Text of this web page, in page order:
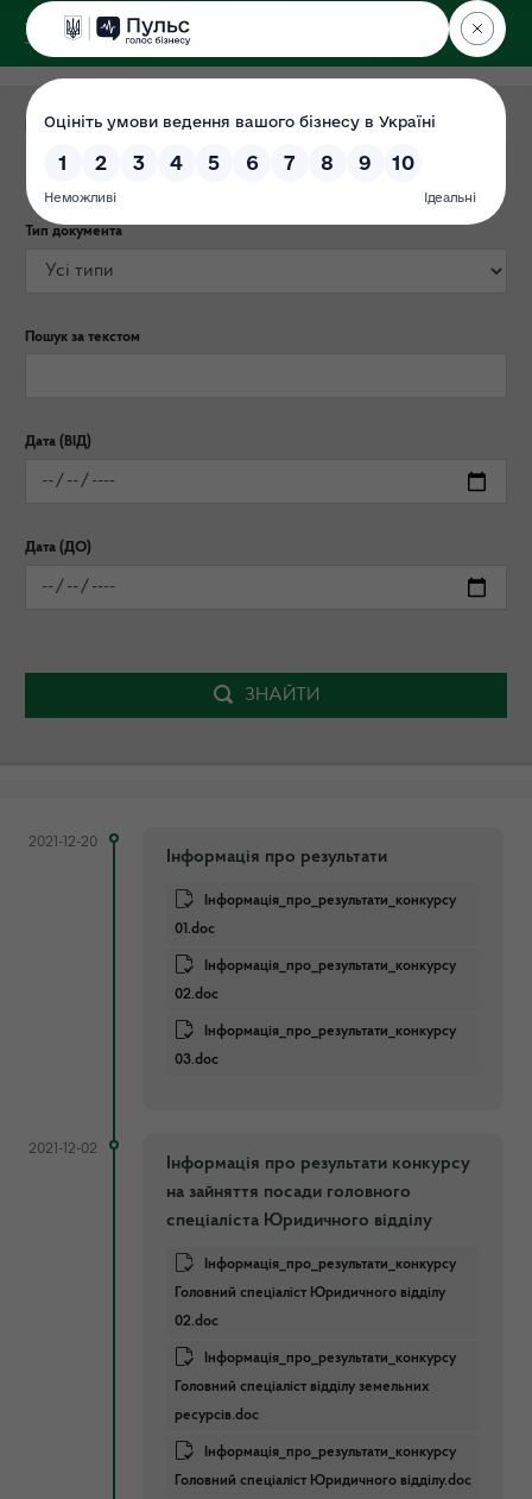
ДЕРЖЕКОІНСПЕКЦІЯ
Столичного округу
Категорія публікації
Тип документа
Пошук за текстом
Дата (ВІД)
Дата (ДО)
ЗНАЙТИ
2021-12-20
Інформація про результати
Інформація_про_результати_конкурсу
01.doc
Інформація_про_результати_конкурсу
02.doc
Інформація_про_результати_конкурсу
03.doc
2021-12-02
Інформація про результати конкурсу
на зайняття посади головного
спеціаліста Юридичного відділу
Інформація_про_результати_конкурсу
Головний спеціаліст Юридичного відділу
02.doc
Інформація_про_результати_конкурсу
Головний спеціаліст відділу земельних
ресурсів.doc
Інформація_про_результати_конкурсу
Головний спеціаліст Юридичного відділу.doc